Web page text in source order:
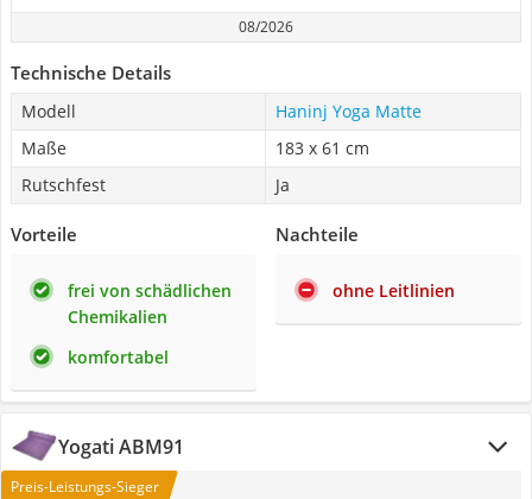
08/2026
Technische Details
Modell
Haninj Yoga Matte
Maße
183 x 61 cm
Rutschfest
Ja
Vorteile
frei von schädlichen
Chemikalien
komfortabel
Nachteile
ohne Leitlinien
Yogati ‎ABM91
Preis-Leistungs-Sieger